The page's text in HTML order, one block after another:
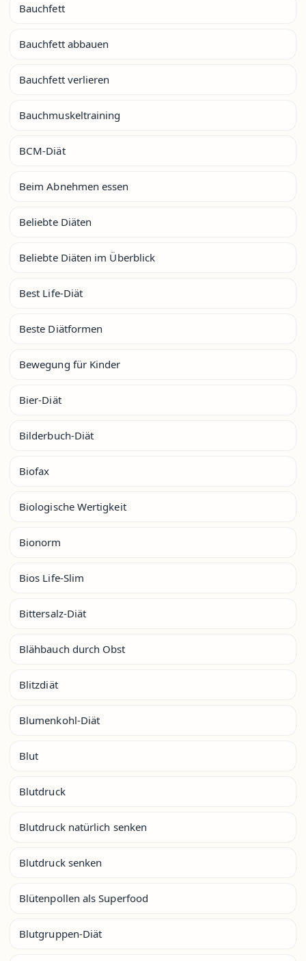
Bauchfett
Bauchfett abbauen
Bauchfett verlieren
Bauchmuskeltraining
BCM-Diät
Beim Abnehmen essen
Beliebte Diäten
Beliebte Diäten im Überblick
Best Life-Diät
Beste Diätformen
Bewegung für Kinder
Bier-Diät
Bilderbuch-Diät
Biofax
Biologische Wertigkeit
Bionorm
Bios Life-Slim
Bittersalz-Diät
Blähbauch durch Obst
Blitzdiät
Blumenkohl-Diät
Blut
Blutdruck
Blutdruck natürlich senken
Blutdruck senken
Blütenpollen als Superfood
Blutgruppen-Diät